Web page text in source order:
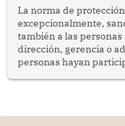
La norma de
excepcionalmente,
también a las
dirección, gerencia o
personas hayan
por la frustrada